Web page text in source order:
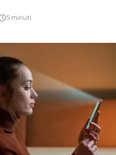
5 minuti